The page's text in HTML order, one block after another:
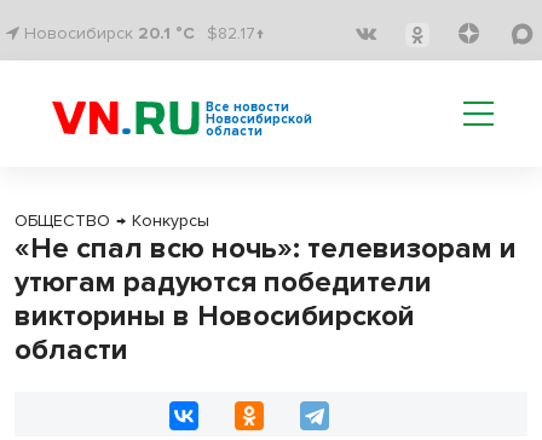
Новосибирск 20.1 °C $82.17↑
Все новости
Новосибирской
области
ОБЩЕСТВО → Конкурсы
«Не спал всю ночь»: телевизорам и
утюгам радуются победители
викторины в Новосибирской
области